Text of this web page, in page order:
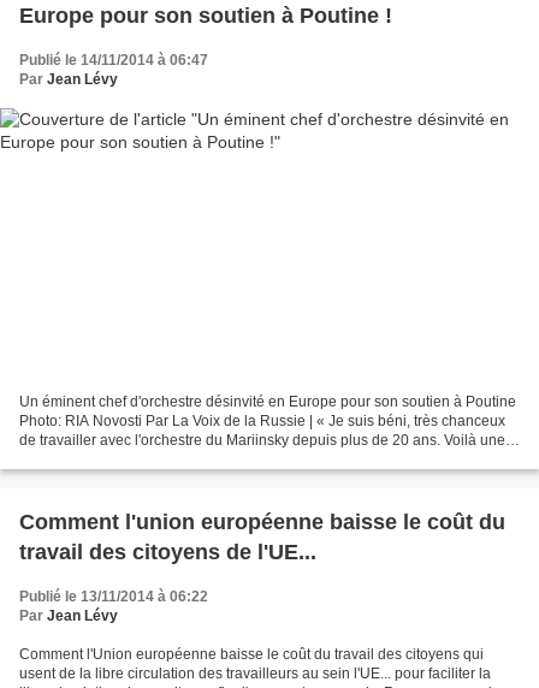
Europe pour son soutien à Poutine !
Publié le 14/11/2014 à 06:47
Par Jean Lévy
Un éminent chef d'orchestre désinvité en Europe pour son soutien à Poutine
Photo: RIA Novosti Par La Voix de la Russie | « Je suis béni, très chanceux
de travailler avec l'orchestre du Mariinsky depuis plus de 20 ans. Voilà une
Comment l'union européenne baisse le coût du
travail des citoyens de l'UE...
Publié le 13/11/2014 à 06:22
Par Jean Lévy
Comment l'Union européenne baisse le coût du travail des citoyens qui
usent de la libre circulation des travailleurs au sein l'UE... pour faciliter la